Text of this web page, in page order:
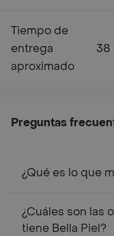
Tiempo de
entrega
aproximado
38
Preguntas
¿Qué es lo que
¿Cuáles son las
tiene Bella Piel?